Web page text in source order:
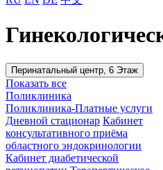
Перинатальный центр, 6 Этаж
Показать все
Поликлиника
Поликлиника-Платные услуги
Дневной стационар Кабинет
консультативного приёма
областного эндокринологии
Кабинет диабетической